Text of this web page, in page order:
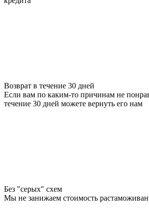
Возврат в течение 30 дней
Если вам по каким-то причинам не
течение 30 дней можете вернуть его нам
Без "серых" схем
Мы не занижаем стоимость